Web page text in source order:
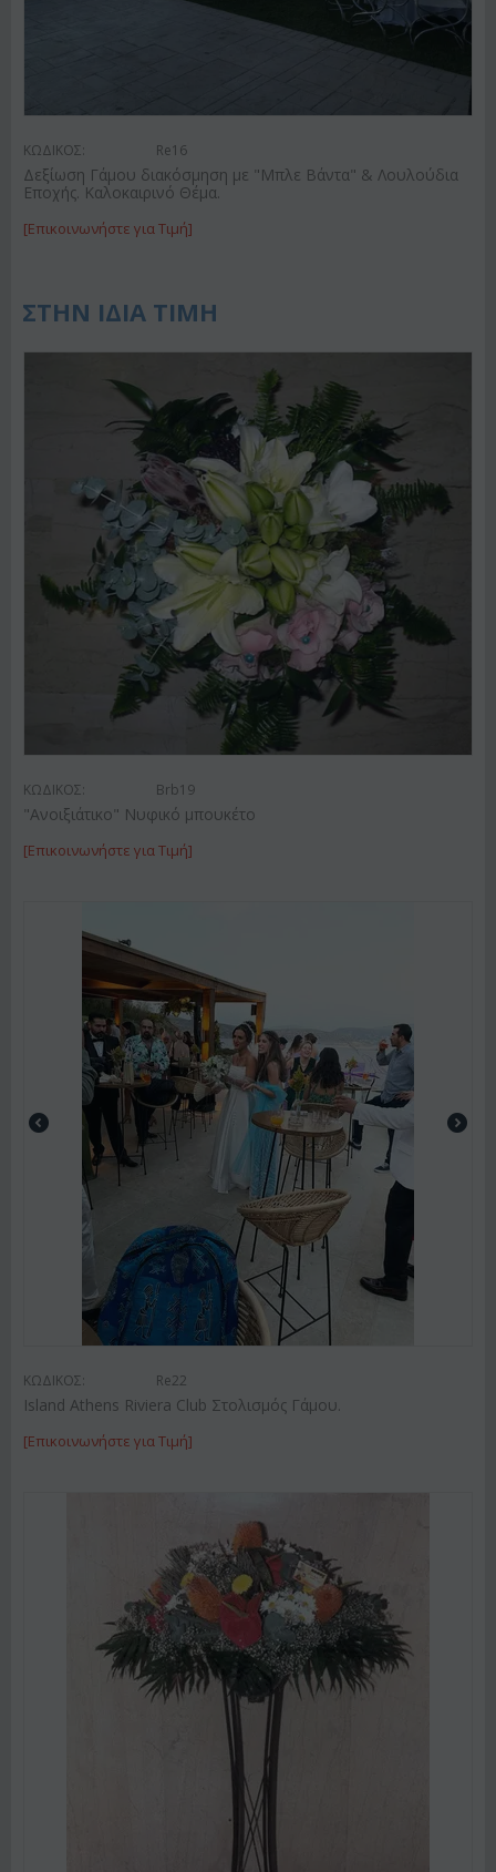
ΚΩΔΙΚΟΣ: Re16
Δεξίωση Γάμου διακόσμηση με "Μπλε Βάντα" & Λουλούδια
Εποχής. Καλοκαιρινό Θέμα.
[Επικοινωνήστε για Τιμή]
ΣΤΗΝ ΙΔΙΑ ΤΙΜΗ
ΚΩΔΙΚΟΣ: Brb19
"Ανοιξιάτικο" Νυφικό μπουκέτο
[Επικοινωνήστε για Τιμή]
ΚΩΔΙΚΟΣ: Re22
Island Athens Riviera Club Στολισμός Γάμου.
[Επικοινωνήστε για Τιμή]